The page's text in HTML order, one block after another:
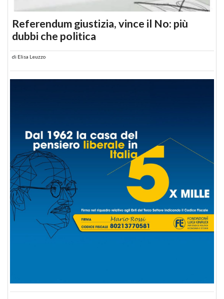
Referendum giustizia, vince il No: più
dubbi che politica
di Elisa Leuzzo